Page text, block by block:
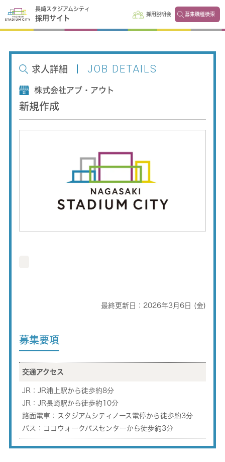
長崎スタジアムシティ
採用サイト
採用説明会 募集職種検索
求人詳細 JOB DETAILS
株式会社アブ・アウト
新規作成
最終更新日：2026年3月6日 (金)
募集要項
交通アクセス
JR：JR浦上駅から徒歩約8分
JR：JR長崎駅から徒歩約10分
路面電車：スタジアムシティノース電停から徒歩約3分
バス：ココウォークバスセンターから徒歩約3分